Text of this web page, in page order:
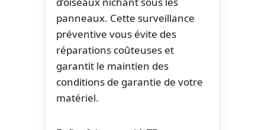
panneaux. Cette surveillance
préventive vous évite des
réparations coûteuses et
garantit le maintien des
conditions de garantie de votre
matériel.